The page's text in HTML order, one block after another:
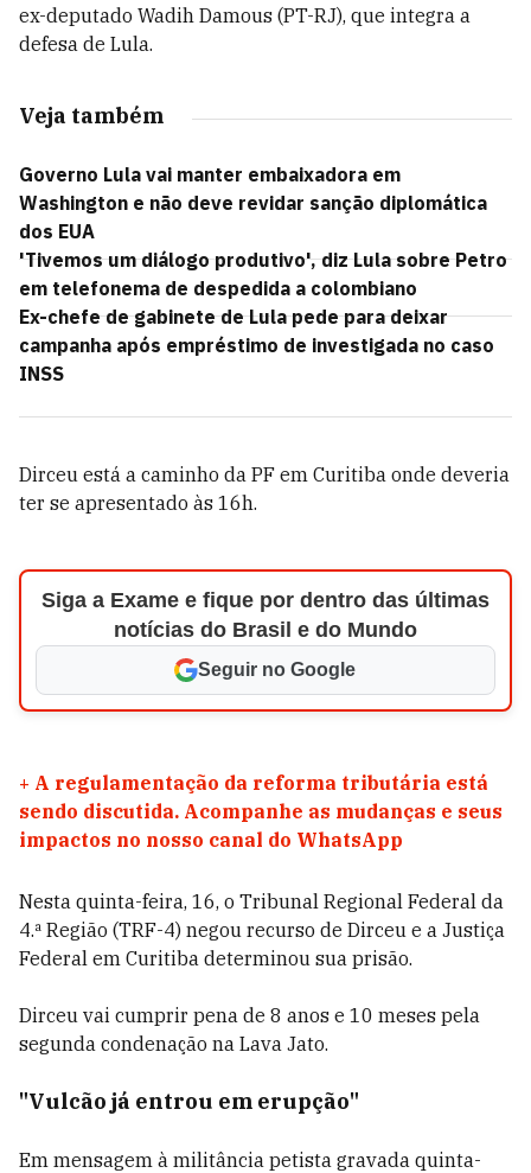
ex-deputado Wadih Damous (PT-RJ), que integra a
defesa de Lula.
Veja também
Governo Lula vai manter embaixadora em
Washington e não deve revidar sanção diplomática
dos EUA
'Tivemos um diálogo produtivo', diz Lula sobre Petro
em telefonema de despedida a colombiano
Ex-chefe de gabinete de Lula pede para deixar
campanha após empréstimo de investigada no caso
INSS
Dirceu está a caminho da PF em Curitiba onde deveria
ter se apresentado às 16h.
Siga a Exame e fique por dentro das últimas
notícias do Brasil e do Mundo
Seguir no Google
+ A regulamentação da reforma tributária está
sendo discutida. Acompanhe as mudanças e seus
impactos no nosso canal do WhatsApp
Nesta quinta-feira, 16, o Tribunal Regional Federal da
4.ª Região (TRF-4) negou recurso de Dirceu e a Justiça
Federal em Curitiba determinou sua prisão.
Dirceu vai cumprir pena de 8 anos e 10 meses pela
segunda condenação na Lava Jato.
"Vulcão já entrou em erupção"
Em mensagem à militância petista gravada quinta-